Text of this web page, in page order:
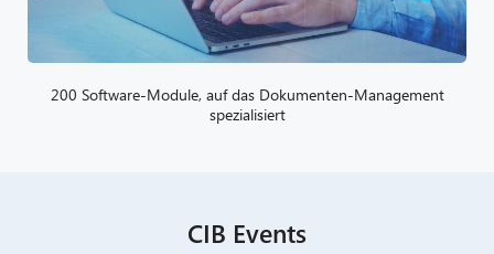
200 Software-Module, auf das Dokumenten-Management
spezialisiert
CIB Events